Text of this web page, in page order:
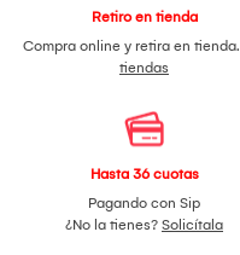
Retiro en tienda
Compra online y retira en tienda.
tiendas
Hasta 36 cuotas
Pagando con Sip
¿No la tienes? Solicítala